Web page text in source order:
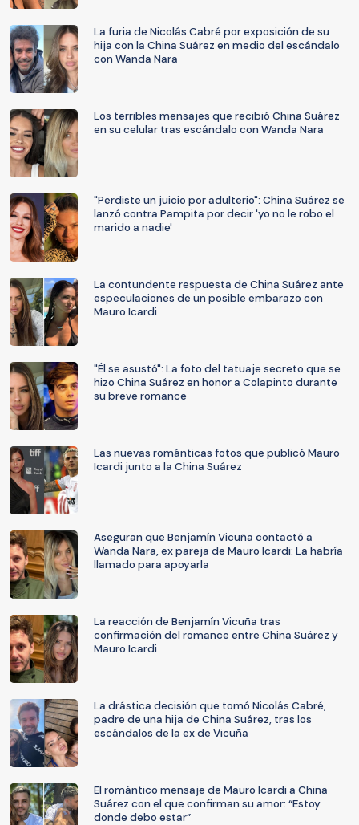
La furia de Nicolás Cabré por exposición de su
hija con la China Suárez en medio del escándalo
con Wanda Nara
Los terribles mensajes que recibió China Suárez
en su celular tras escándalo con Wanda Nara
"Perdiste un juicio por adulterio": China Suárez se
lanzó contra Pampita por decir 'yo no le robo el
marido a nadie'
La contundente respuesta de China Suárez ante
especulaciones de un posible embarazo con
Mauro Icardi
"Él se asustó": La foto del tatuaje secreto que se
hizo China Suárez en honor a Colapinto durante
su breve romance
Las nuevas románticas fotos que publicó Mauro
Icardi junto a la China Suárez
Aseguran que Benjamín Vicuña contactó a
Wanda Nara, ex pareja de Mauro Icardi: La habría
llamado para apoyarla
La reacción de Benjamín Vicuña tras
confirmación del romance entre China Suárez y
Mauro Icardi
La drástica decisión que tomó Nicolás Cabré,
padre de una hija de China Suárez, tras los
escándalos de la ex de Vicuña
El romántico mensaje de Mauro Icardi a China
Suárez con el que confirman su amor: “Estoy
donde debo estar”